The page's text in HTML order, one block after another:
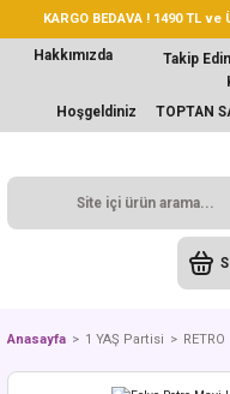
KARGO BEDAVA ! 1490 TL ve
Hakkımızda Takip Edin
Hoşgeldiniz
TOPTAN
Anasayfa 1 YAŞ Partisi